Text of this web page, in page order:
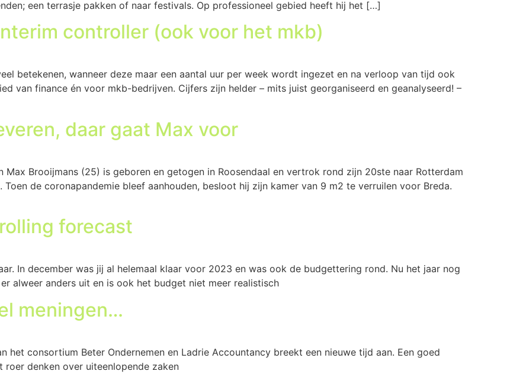
een terrasje pakken of naar festivals. Op professioneel gebied heeft hij het […]
controller (ook voor het mkb)
betekenen, wanneer deze maar een aantal uur per week wordt ingezet en na verloop van tijd ook
van finance én voor mkb-bedrijven. Cijfers zijn helder – mits juist georganiseerd en geanalyseerd! –
daar gaat Max voor
Brooijmans (25) is geboren en getogen in Roosendaal en vertrok rond zijn 20ste naar Rotterdam
de coronapandemie bleef aanhouden, besloot hij zijn kamer van 9 m2 te verruilen voor Breda.
forecast
In december was jij al helemaal klaar voor 2023 en was ook de budgettering rond. Nu het jaar nog
alweer anders uit en is ook het budget niet meer realistisch
meningen…
het consortium Beter Ondernemen en Ladrie Accountancy breekt een nieuwe tijd aan. Een goed
denken over uiteenlopende zaken